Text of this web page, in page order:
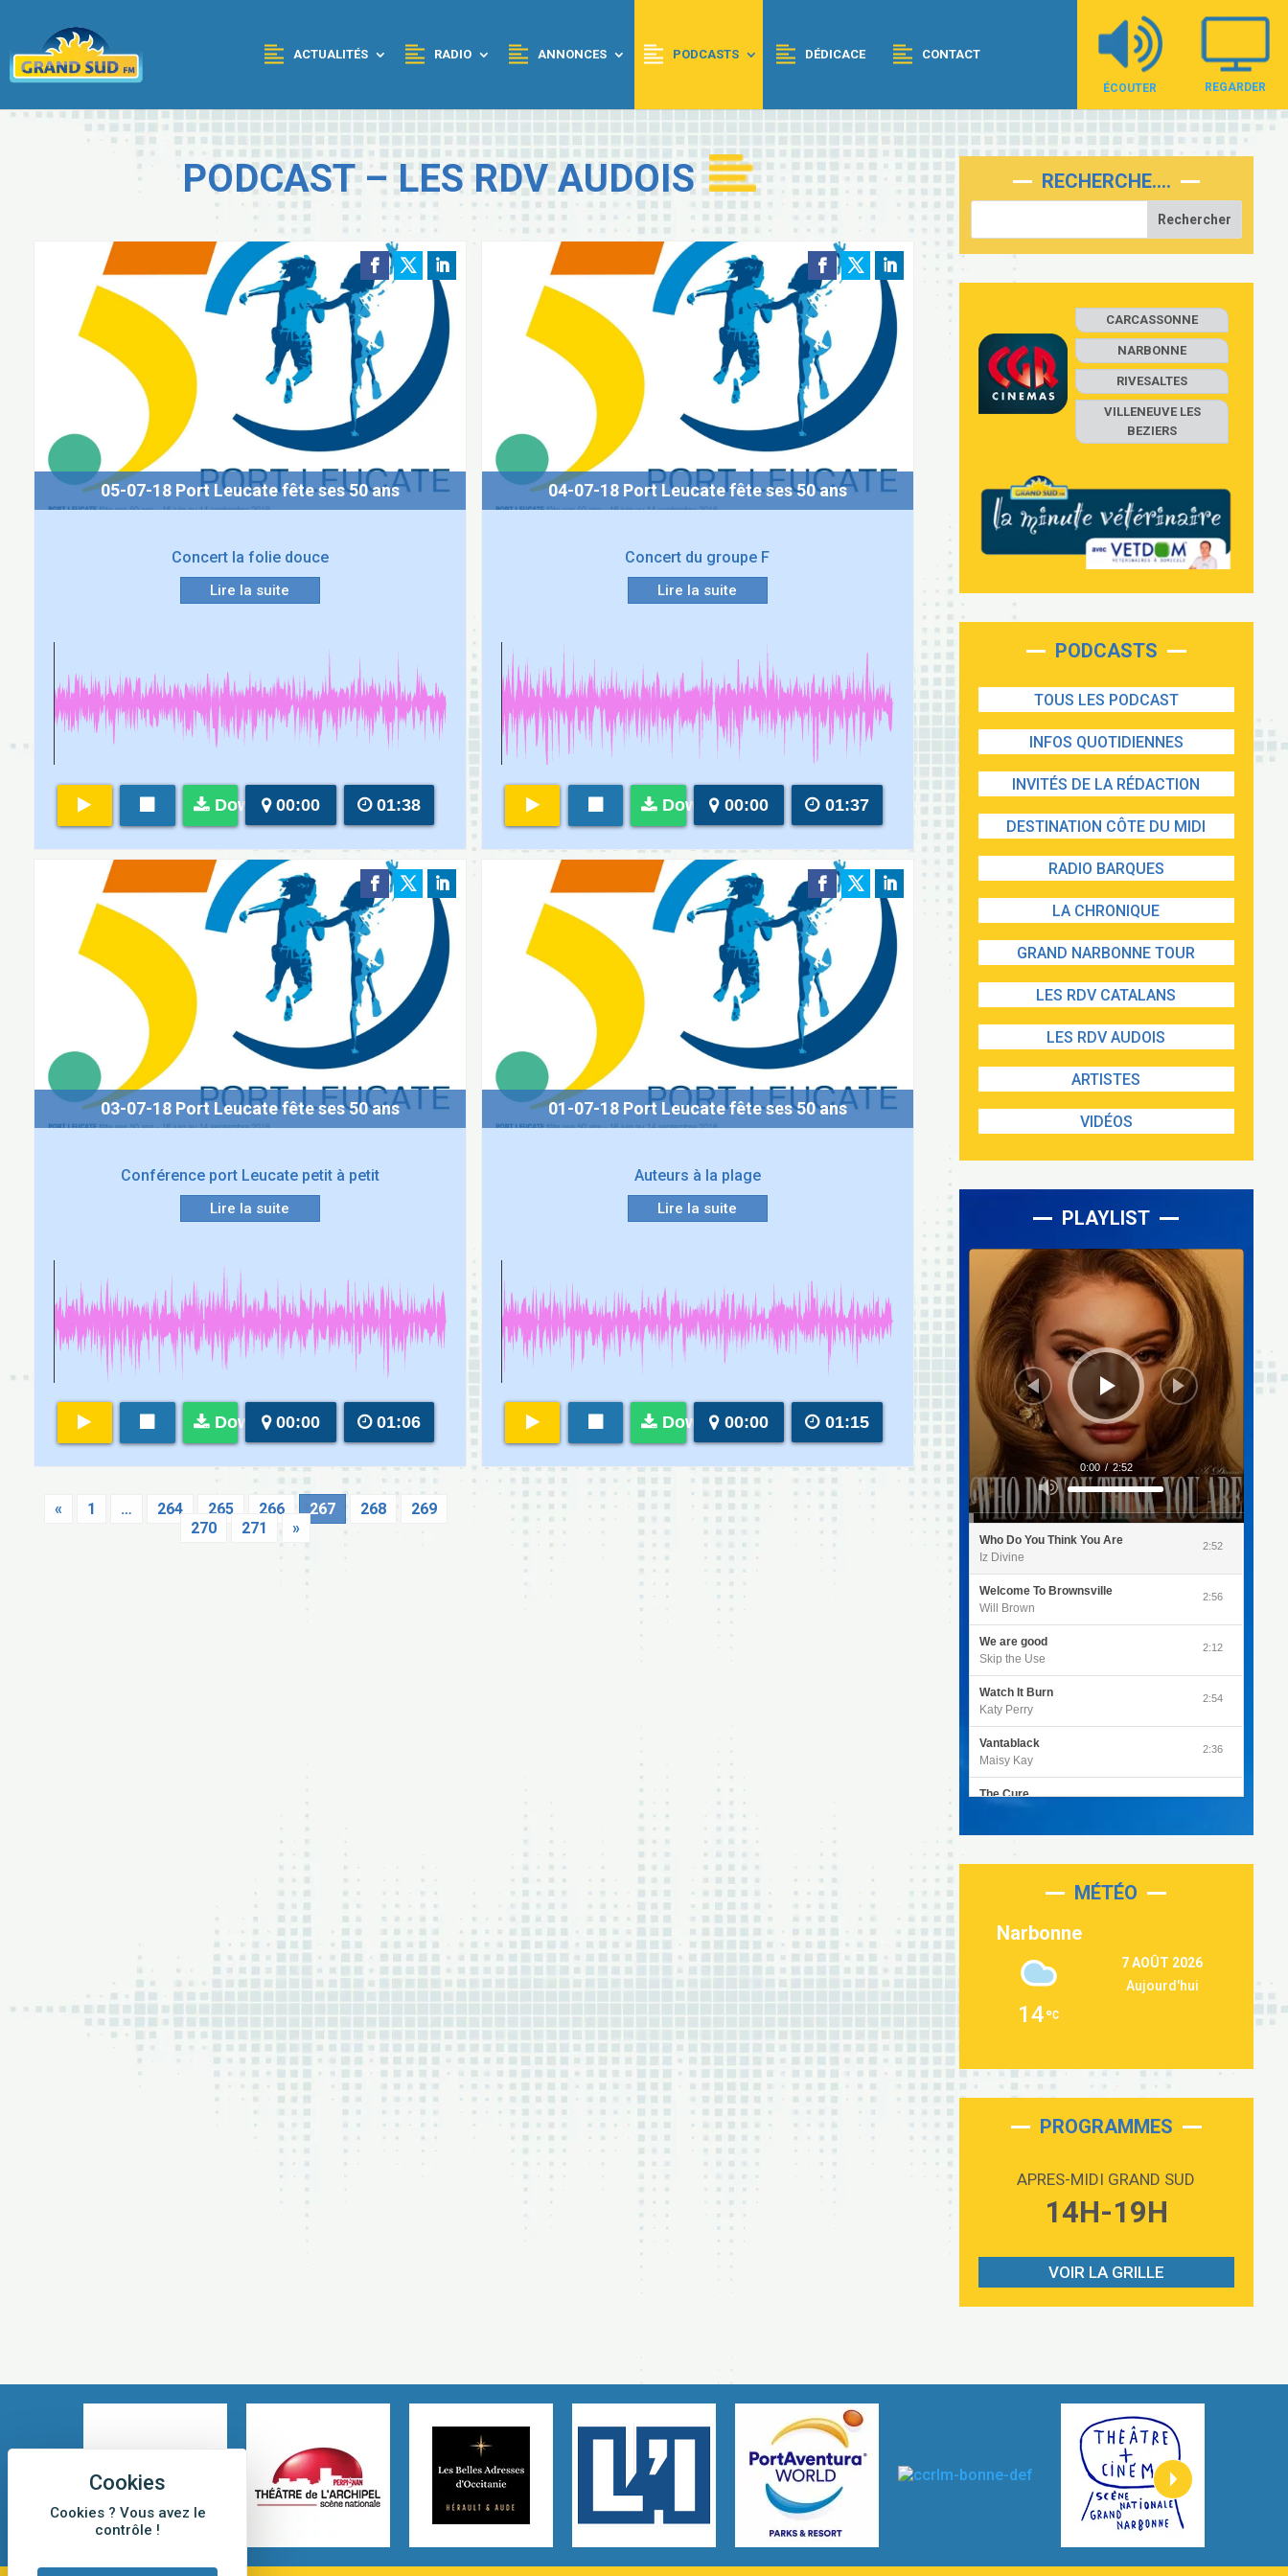
Cookies ? Vous avez le
contrôle !
ACTUALITÉS RADIO ANNONCES PODCASTS DÉDICACE CONTACT
ÉCOUTER REGARDER
PODCAST – LES RDV AUDOIS
05-07-18 Port Leucate fête ses 50 ans
Concert la folie douce
Lire la suite
Download00:00 01:38
04-07-18 Port Leucate fête ses 50 ans
Concert du groupe F
Lire la suite
Download00:00 01:37
03-07-18 Port Leucate fête ses 50 ans
Conférence port Leucate petit à petit
Lire la suite
Download00:00 01:06
01-07-18 Port Leucate fête ses 50 ans
Auteurs à la plage
Lire la suite
Download00:00 01:15
« 1 … 264 265 266 267 268
269
270
271 »
RECHERCHE….
CARCASSONNE
NARBONNE
RIVESALTES
VILLENEUVE LES
BEZIERS
PODCASTS
TOUS LES PODCAST
INFOS QUOTIDIENNES
INVITÉS DE LA RÉDACTION
DESTINATION CÔTE DU MIDI
RADIO BARQUES
LA CHRONIQUE
GRAND NARBONNE TOUR
LES RDV CATALANS
LES RDV AUDOIS
ARTISTES
VIDÉOS
PLAYLIST
Lecteur
Utilisez
les
flèches
haut/bas
augmenter
le
volume.
0:00 / 2:52
Who Do You Think You Are
Iz Divine
2:52
Welcome To Brownsville
Will Brown
2:56
We are good
Skip the Use
2:12
Watch It Burn
Katy Perry
2:54
Vantablack
Maisy Kay
2:36
The Cure
4:27
Luke Combs
Second Chance
Martin Garrix & Ed Sheeran
Alex Warren
On My Soul
Phoebe Bridgers
Gracie Abrams
3:07
2:54
Heaven On Your Mind
Lovecats
Hate that i made you love me
MÉTÉO
Narbonne
14
7 AOÛT 2026
Aujourd'hui
PROGRAMMES
APRES-MIDI GRAND SUD
14H-19H
VOIR LA GRILLE